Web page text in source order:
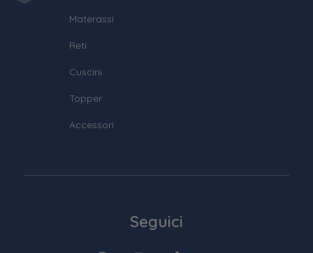
Materassi
Reti
Cuscini
Topper
Accessori
Seguici